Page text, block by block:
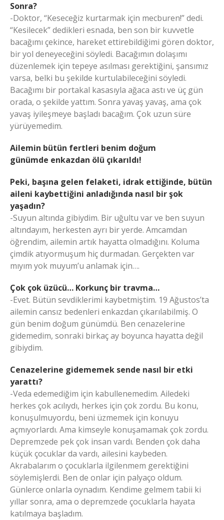
Sonra?
-Doktor, “Keseceğiz kurtarmak için mecburen!” dedi.
“Kesilecek” dedikleri esnada, ben son bir kuvvetle
bacağımı çekince, hareket ettirebildiğimi gören doktor,
bir yol deneyeceğini söyledi. Bacağımın dolaşımı
düzenlemek için tepeye asılması gerektiğini, şansımız
varsa, belki bu şekilde kurtulabileceğini söyledi.
Bacağımı bir portakal kasasıyla ağaca astı ve üç gün
orada, o şekilde yattım. Sonra yavaş yavaş, ama çok
yavaş iyileşmeye başladı bacağım. Çok uzun süre
yürüyemedim.
Ailemin bütün fertleri benim doğum
günümde enkazdan ölü çıkarıldı!
Peki, başına gelen felaketi, idrak ettiğinde, bütün
aileni kaybettiğini anladığında nasıl bir şok
yaşadın?
-Suyun altında gibiydim. Bir uğultu var ve ben suyun
altındayım, herkesten ayrı bir yerde. Amcamdan
öğrendim, ailemin artık hayatta olmadığını. Koluma
çimdik atıyormuşum hiç durmadan. Gerçekten var
mıyım yok muyum’u anlamak için….
Çok çok üzücü… Korkunç bir travma…
-Evet. Bütün sevdiklerimi kaybetmiştim. 19 Ağustos’ta
ailemin cansız bedenleri enkazdan çıkarılabilmiş. O
gün benim doğum günümdü. Ben cenazelerine
gidemedim, sonraki birkaç ay boyunca hayatta değil
gibiydim.
Cenazelerine gidememek sende nasıl bir etki
yarattı?
-Veda edemediğim için kabullenemedim. Ailedeki
herkes çok acılıydı, herkes için çok zordu. Bu konu,
konuşulmuyordu, beni üzmemek için konuyu
açmıyorlardı. Ama kimseyle konuşamamak çok zordu.
Depremzede pek çok insan vardı. Benden çok daha
küçük çocuklar da vardı, ailesini kaybeden.
Akrabalarım o çocuklarla ilgilenmem gerektiğini
söylemişlerdi. Ben de onlar için palyaço oldum.
Günlerce onlarla oynadım. Kendime gelmem tabii ki
yıllar sonra, ama o depremzede çocuklarla hayata
katılmaya başladım.